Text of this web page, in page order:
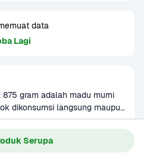
Serupa
data
Lagi
gram adalah madu murni
dikonsumsi langsung maupun
berbagai olahan seperti
dressing. Madu ini memiliki
masa simpan yang panjang.